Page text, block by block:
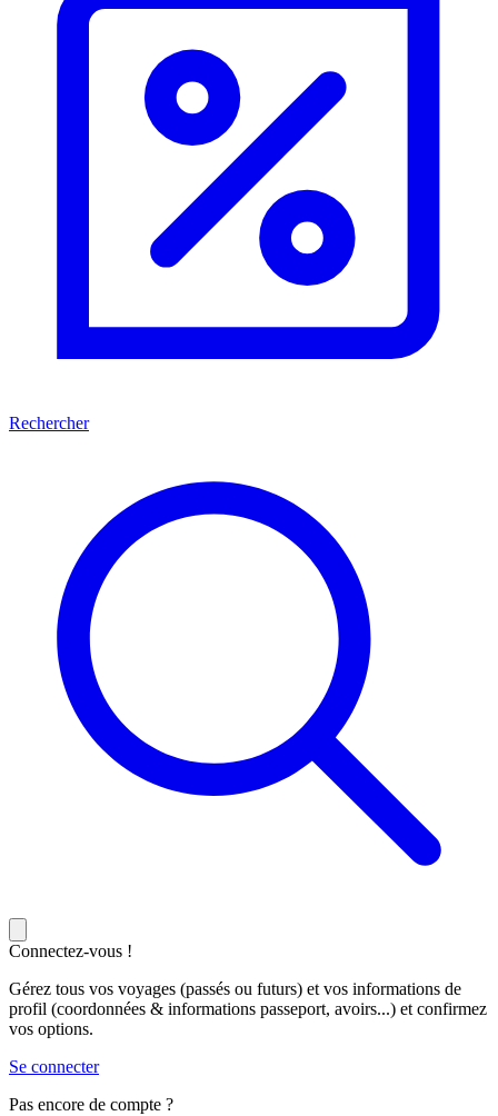
Rechercher
Connectez-vous !
Gérez tous vos voyages (passés ou futurs) et vos informations de
profil (coordonnées & informations passeport, avoirs...) et confirmez
vos options.
Se connecter
Pas encore de compte ?